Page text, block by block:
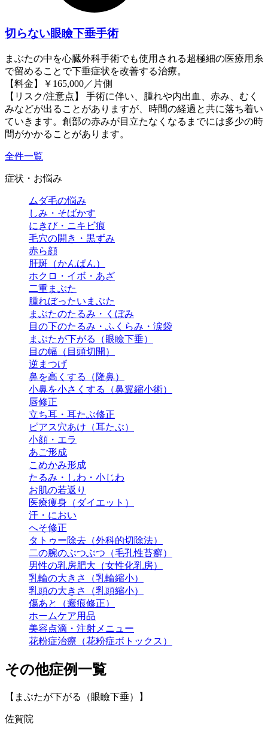
切らない眼瞼下垂手術
まぶたの中を心臓外科手術でも使用される超極細の医療用糸
で留めることで下垂症状を改善する治療。
【料金】￥165,000／片側
【リスク/注意点】 手術に伴い、腫れや内出血、赤み、むく
みなどが出ることがありますが、時間の経過と共に落ち着い
ていきます。創部の赤みが目立たなくなるまでには多少の時
間がかかることがあります。
全件一覧
症状・お悩み
ムダ毛の悩み
しみ・そばかす
にきび・ニキビ痕
毛穴の開き・黒ずみ
赤ら顔
肝斑（かんぱん）
ホクロ・イボ・あざ
二重まぶた
腫れぼったいまぶた
まぶたのたるみ・くぼみ
目の下のたるみ・ふくらみ・涙袋
まぶたが下がる（眼瞼下垂）
目の幅（目頭切開）
逆まつげ
鼻を高くする（隆鼻）
小鼻を小さくする（鼻翼縮小術）
唇修正
立ち耳・耳たぶ修正
ピアス穴あけ（耳たぶ）
小顔・エラ
あご形成
こめかみ形成
たるみ・しわ・小じわ
お肌の若返り
医療痩身（ダイエット）
汗・におい
へそ修正
タトゥー除去（外科的切除法）
二の腕のぶつぶつ（毛孔性苔癬）
男性の乳房肥大（女性化乳房）
乳輪の大きさ（乳輪縮小）
乳頭の大きさ（乳頭縮小）
傷あと（瘢痕修正）
ホームケア用品
美容点滴・注射メニュー
花粉症治療（花粉症ボトックス）
その他症例一覧
【まぶたが下がる（眼瞼下垂）】
佐賀院